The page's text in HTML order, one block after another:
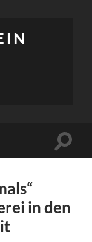
in den